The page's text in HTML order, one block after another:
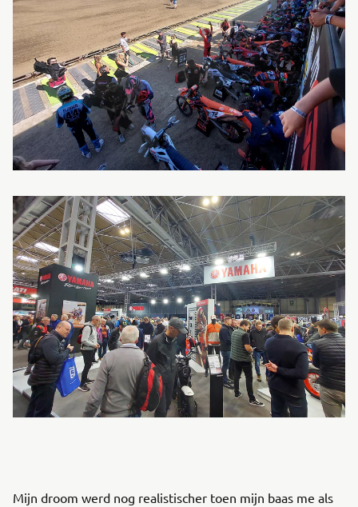
Mijn droom werd nog realistischer toen mijn baas me als